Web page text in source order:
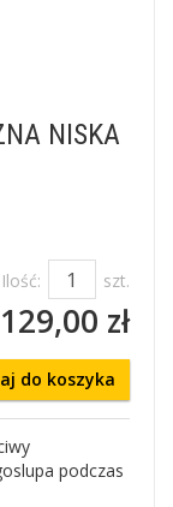
NISKA
Ilość: szt.
129,00 zł
do koszyka
podczas